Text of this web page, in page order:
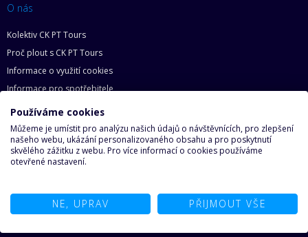
O nás
Kolektiv CK PT Tours
Proč plout s CK PT Tours
Informace o využití cookies
Informace pro spotřebitele
Zásady ochrany osobních údajů
Základní práva zákazníka
Mapa webu
O lodích
Najděte svoji loď snů
Používáme cookies
Můžeme je umístit pro analýzu našich údajů o návštěvnících, pro zlepšení
našeho webu, ukázání personalizovaného obsahu a pro poskytnutí
skvělého zážitku z webu. Pro více informací o cookies používáme
otevřené nastavení.
NE, UPRAV PŘIJMOUT VŠE